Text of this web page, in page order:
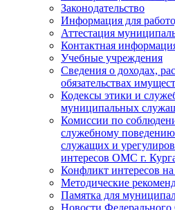
Законодательство
Информация для
Аттестация
Контактная
Учебные учреждения
Сведения о доходах,
обязательствах
Кодексы этики и
муниципальных
Комиссии по
служебному
служащих и
интересов ОМС г.
Конфликт интересов
Методические
Памятка для
Новости Федерального